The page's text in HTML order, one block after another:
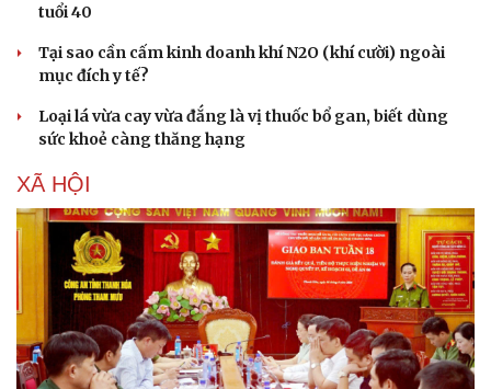
tuổi 40
Tại sao cần cấm kinh doanh khí N2O (khí cười) ngoài
mục đích y tế?
Loại lá vừa cay vừa đắng là vị thuốc bổ gan, biết dùng
sức khoẻ càng thăng hạng
XÃ HỘI